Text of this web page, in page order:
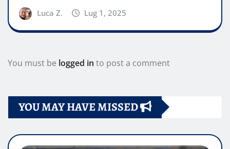
Luca Z. Lug 1, 2025
You must be logged in to post a comment
YOU MAY HAVE MISSED